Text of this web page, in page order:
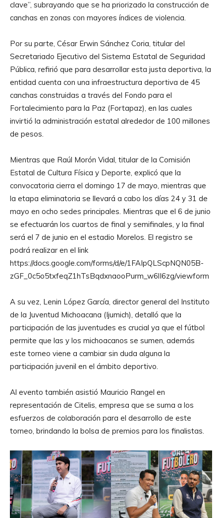
clave”, subrayando que se ha priorizado la construcción de
canchas en zonas con mayores índices de violencia.
Por su parte, César Erwin Sánchez Coria, titular del
Secretariado Ejecutivo del Sistema Estatal de Seguridad
Pública, refirió que para desarrollar esta justa deportiva, la
entidad cuenta con una infraestructura deportiva de 45
canchas construidas a través del Fondo para el
Fortalecimiento para la Paz (Fortapaz), en las cuales
invirtió la administración estatal alrededor de 100 millones
de pesos.
Mientras que Raúl Morón Vidal, titular de la Comisión
Estatal de Cultura Física y Deporte, explicó que la
convocatoria cierra el domingo 17 de mayo, mientras que
la etapa eliminatoria se llevará a cabo los días 24 y 31 de
mayo en ocho sedes principales. Mientras que el 6 de junio
se efectuarán los cuartos de final y semifinales, y la final
será el 7 de junio en el estadio Morelos. El registro se
podrá realizar en el link
https://docs.google.com/forms/d/e/1FAIpQLScpNQN05B-
zGF_0c5o5txfeqZ1hTsBqdxnaooPurm_w6lI6zg/viewform
A su vez, Lenin López García, director general del Instituto
de la Juventud Michoacana (Ijumich), detalló que la
participación de las juventudes es crucial ya que el fútbol
permite que las y los michoacanos se sumen, además
este torneo viene a cambiar sin duda alguna la
participación juvenil en el ámbito deportivo.
Al evento también asistió Mauricio Rangel en
representación de Citelis, empresa que se suma a los
esfuerzos de colaboración para el desarrollo de este
torneo, brindando la bolsa de premios para los finalistas.